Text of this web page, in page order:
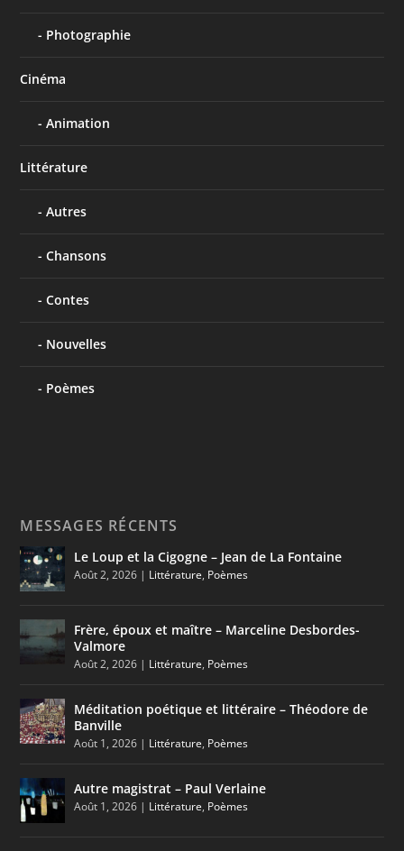
Photographie
Cinéma
Animation
Littérature
Autres
Chansons
Contes
Nouvelles
Poèmes
MESSAGES RÉCENTS
Le Loup et la Cigogne – Jean de La Fontaine
Août 2, 2026 | Littérature, Poèmes
Frère, époux et maître – Marceline Desbordes-
Valmore
Août 2, 2026 | Littérature, Poèmes
Méditation poétique et littéraire – Théodore de
Banville
Août 1, 2026 | Littérature, Poèmes
Autre magistrat – Paul Verlaine
Août 1, 2026 | Littérature, Poèmes